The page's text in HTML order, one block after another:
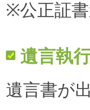
※公正証
遺言執
遺言書が